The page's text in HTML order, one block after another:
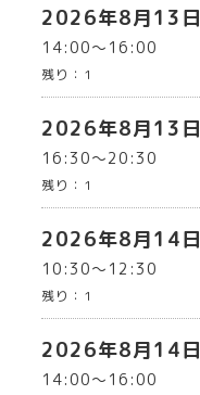
2026年8月13日
14:00〜16:00
残り： 1
2026年8月13日
16:30〜20:30
残り： 1
2026年8月14日
10:30〜12:30
残り： 1
2026年8月14日
14:00〜16:00